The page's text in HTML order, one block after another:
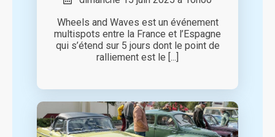
Wheels and Waves est un événement
multispots entre la France et l’Espagne
qui s’étend sur 5 jours dont le point de
ralliement est le [...]